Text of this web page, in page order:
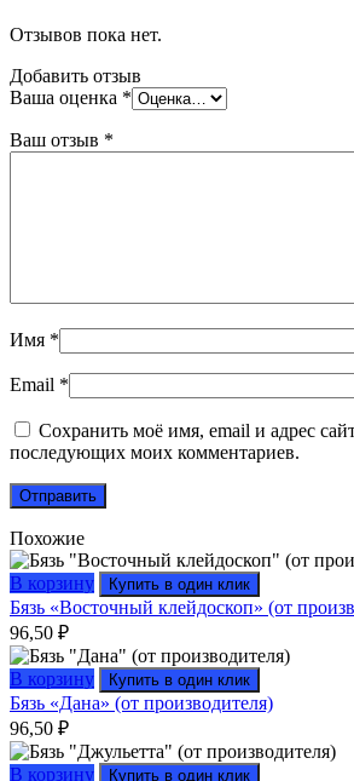
Отзывов пока нет.
Добавить отзыв
Ваша оценка *
Ваш отзыв *
Имя *
Email *
Сохранить моё имя, email и адрес
последующих моих комментариев.
Похожие
В корзину Купить в один клик
Бязь «Восточный клейдоскоп» (от
96,50 ₽
В корзину Купить в один клик
Бязь «Дана» (от производителя)
96,50 ₽
В корзину Купить в один клик